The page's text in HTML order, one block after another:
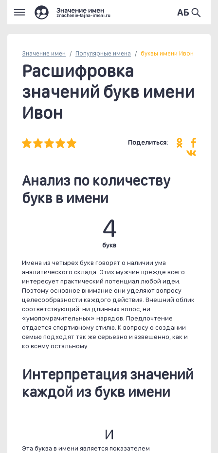
Значение имен
znachenie-tajna-imeni.ru
Значение имен Популярные имена буквы имени Ивон
Расшифровка
значений букв имени
Ивон
Поделиться:
Анализ по количеству
букв в имени
4
букв
Имена из четырех букв говорят о наличии ума
аналитического склада. Этих мужчин прежде всего
интересует практический потенциал любой идеи.
Поэтому основное внимание они уделяют вопросу
целесообразности каждого действия. Внешний облик
соответствующий: ни длинных волос, ни
«умопомрачительных» нарядов. Предпочтение
отдается спортивному стилю. К вопросу о создании
семью подходят так же серьезно и взвешенно, как и
ко всему остальному.
Интерпретация значений
каждой из букв имени
И
Эта буква в имени является показателем